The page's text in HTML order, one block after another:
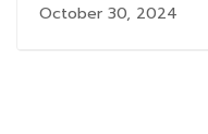
วิจัย "ปัจจัยและแนวทาง
October 30, 2024